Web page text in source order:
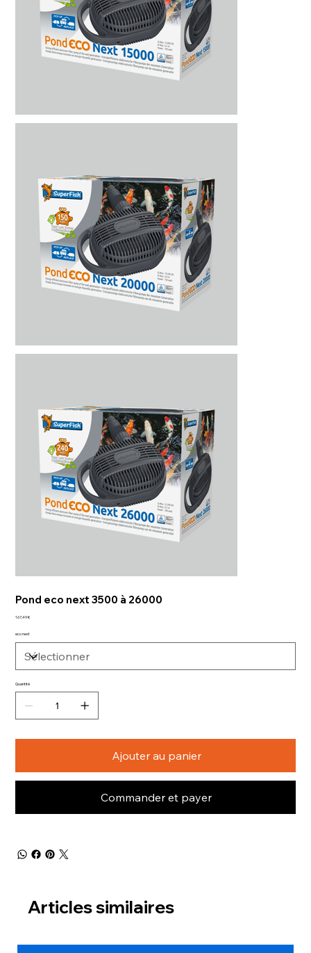
Pond eco next 3500 à 26000
Prix
167,49 €
eco next
Quantité
Ajouter au panier
Commander et payer
Articles similaires